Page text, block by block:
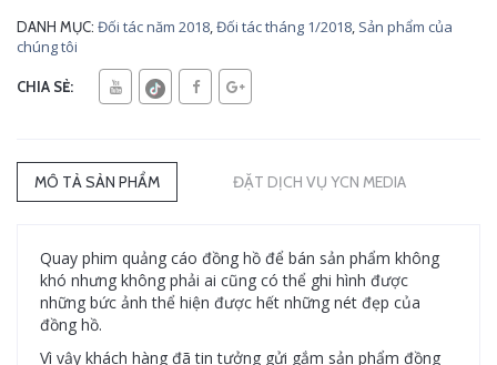
DANH MỤC: Đối tác năm 2018,Đối tác tháng 1/2018, Sản phẩm của
chúng tôi
CHIA SẺ:
MÔ TẢ SẢN PHẨM ĐẶT DỊCH VỤ YCN MEDIA
Quay phim quảng cáo đồng hồ để bán sản phẩm không
khó nhưng không phải ai cũng có thể ghi hình được
những bức ảnh thể hiện được hết những nét đẹp của
đồng hồ.
Vì vậy khách hàng đã tin tưởng gửi gắm sản phẩm đồng